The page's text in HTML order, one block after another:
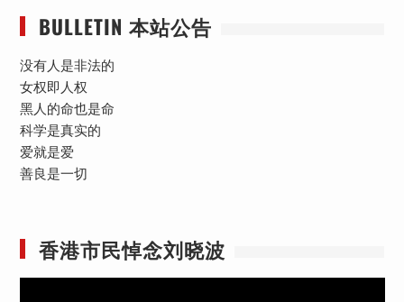
BULLETIN 本站公告
没有人是非法的
女权即人权
黑人的命也是命
科学是真实的
爱就是爱
善良是一切
香港市民悼念刘晓波